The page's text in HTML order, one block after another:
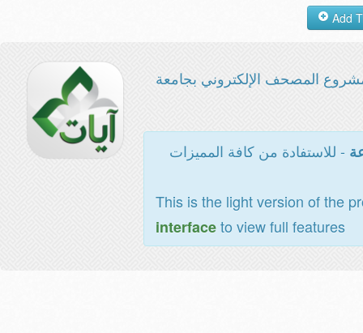
المصحف الإلكتروني بجامعة
- للاستفادة من كافة المميزات
This is the light version of the
interfaceto view full features